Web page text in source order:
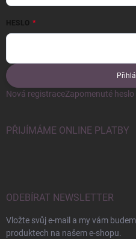
HESLO
Nová registraceZapomenuté heslo
PŘIJÍMÁME ONLINE PLATBY
ODEBÍRAT NEWSLETTER
Vložte svůj e-mail a my vám
produktech na našem e-shopu.